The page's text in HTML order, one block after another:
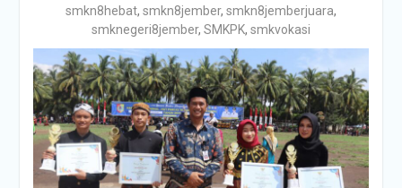
smkn8hebat, smkn8jember, smkn8jemberjuara,
smknegeri8jember, SMKPK, smkvokasi